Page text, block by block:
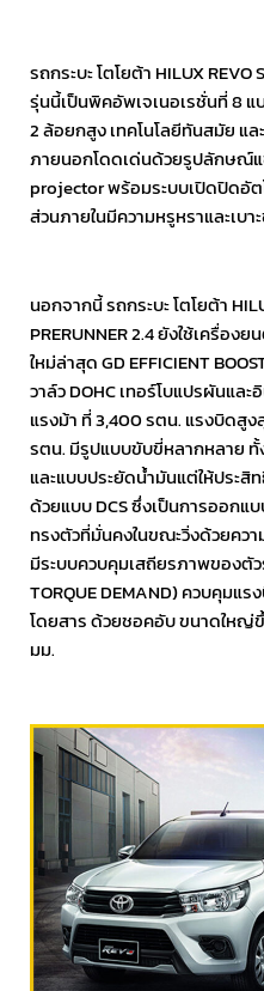
รถกระบะ โตโยต้า HILUX REVO
รุ่นนี้เป็นพิคอัพเจเนอเรชั่นที่ 8 แ
2 ล้อยกสูง เทคโนโลยีทันสมัย แ
ภายนอกโดดเด่นด้วยรูปลักษณ์
projector พร้อมระบบเปิดปิดอั
ส่วนภายในมีความหรูหราและเบ
นอกจากนี้ รถกระบะ โตโยต้า
PRERUNNER 2.4 ยังใช้เครื่อง
ใหม่ล่าสุด GD EFFICIENT
วาล์ว DOHC เทอร์โบแปรผันแล
แรงม้า ที่ 3,400 รตน. แรงบิดสู
รตน. มีรูปแบบขับขี่หลากหลาย
และแบบประยัดน้ำมันแต่ให้ประ
ด้วยแบบ DCS ซึ่งเป็นการออกแ
ทรงตัวที่มั่นคงในขณะวิ่งด้วยคว
มีระบบควบคุมเสถียรภาพของตัว
TORQUE DEMAND) ควบคุมแ
โดยสาร ด้วยชอคอับ ขนาดใหญ่
มม.